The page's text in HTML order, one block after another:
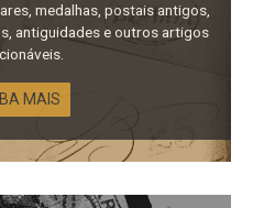
medalhas, postais antigos,
antiguidades e outros artigos
MAIS